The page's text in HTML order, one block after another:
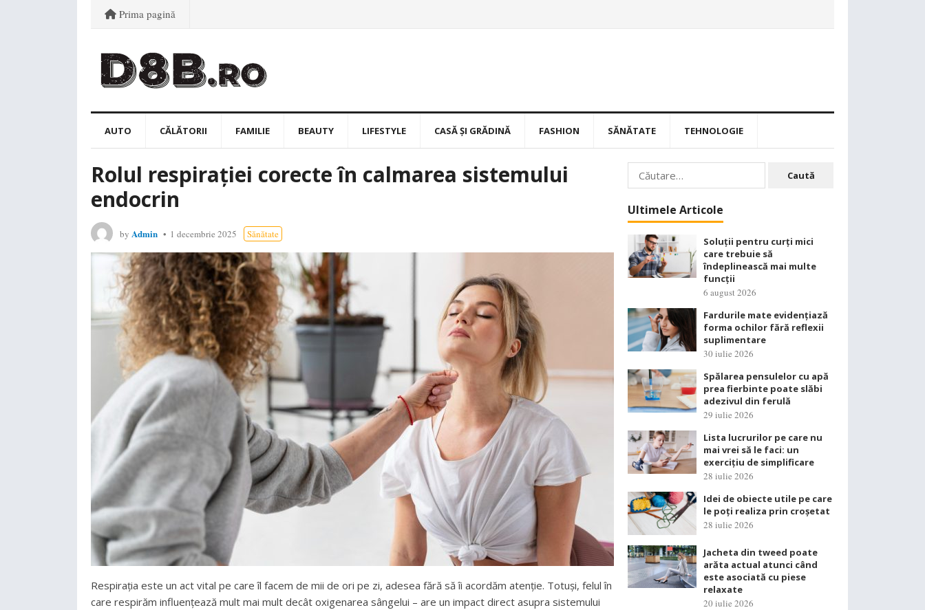
Prima pagină
AUTO CĂLĂTORII FAMILIE BEAUTY LIFESTYLE CASĂ ȘI GRĂDINĂ FASHION SĂNĂTATE TEHNOLOGIE
Rolul respirației corecte în calmarea sistemului
endocrin
by Admin 1 decembrie 2025 Sănătate
Respirația este un act vital pe care îl facem de mii de ori pe zi, adesea fără să îi acordăm atenție. Totuși, felul în
care respirăm influențează mult mai mult decât oxigenarea sângelui – are un impact direct asupra sistemului
Caută
după:
Ultimele Articole
Soluții pentru curți mici
care trebuie să
îndeplinească mai multe
funcții
6 august 2026
Fardurile mate evidențiază
forma ochilor fără reflexii
suplimentare
30 iulie 2026
Spălarea pensulelor cu apă
prea fierbinte poate slăbi
adezivul din ferulă
29 iulie 2026
Lista lucrurilor pe care nu
mai vrei să le faci: un
exercițiu de simplificare
28 iulie 2026
Idei de obiecte utile pe care
le poți realiza prin croșetat
28 iulie 2026
Jacheta din tweed poate
arăta actual atunci când
este asociată cu piese
relaxate
20 iulie 2026